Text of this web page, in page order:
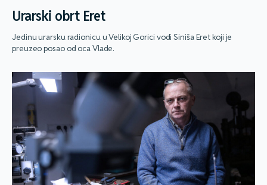
Urarski obrt Eret
Jedinu urarsku radionicu u Velikoj Gorici vodi Siniša Eret koji je
preuzeo posao od oca Vlade.